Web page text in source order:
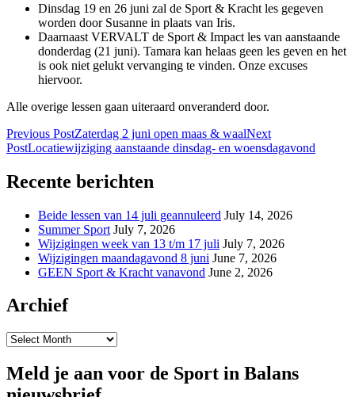
Dinsdag 19 en 26 juni zal de Sport & Kracht les gegeven
worden door Susanne in plaats van Iris.
Daarnaast VERVALT de Sport & Impact les van aanstaande
donderdag (21 juni). Tamara kan helaas geen les geven en het
is ook niet gelukt vervanging te vinden. Onze excuses
hiervoor.
Alle overige lessen gaan uiteraard onveranderd door.
Post
navigation
Previous PostZaterdag 2 juni open maas & waalNext
PostLocatiewijziging aanstaande dinsdag- en woensdagavond
Recente berichten
Beide lessen van 14 juli geannuleerd July 14, 2026
Summer Sport July 7, 2026
Wijzigingen week van 13 t/m 17 juli July 7, 2026
Wijzigingen maandagavond 8 juni June 7, 2026
GEEN Sport & Kracht vanavond June 2, 2026
Archief
Archief
Meld je aan voor de Sport in Balans